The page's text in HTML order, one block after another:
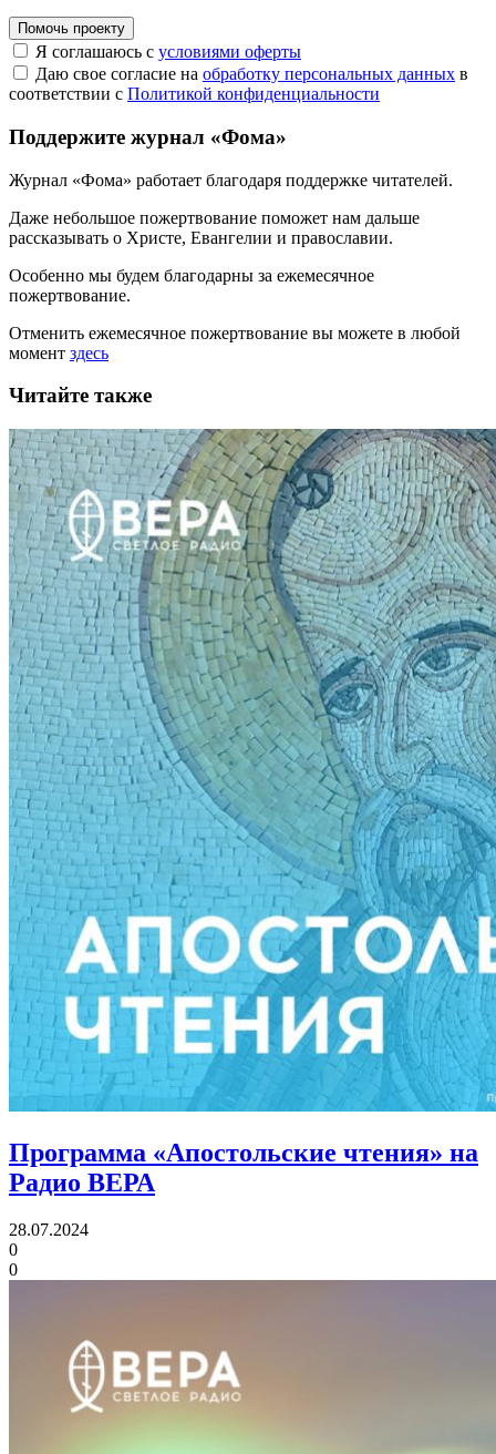
Помочь проекту
Я соглашаюсь с условиями оферты
Даю свое согласие на обработку персональных данных в
соответствии с Политикой конфиденциальности
Поддержите журнал «Фома»
Журнал «Фома» работает благодаря поддержке читателей.
Даже небольшое пожертвование поможет нам дальше
рассказывать о Христе, Евангелии и православии.
Особенно мы будем благодарны за ежемесячное
пожертвование.
Отменить ежемесячное пожертвование вы можете в любой
момент здесь
Читайте также
Программа «Апостольские чтения» на
Радио ВЕРА
28.07.2024
0
0